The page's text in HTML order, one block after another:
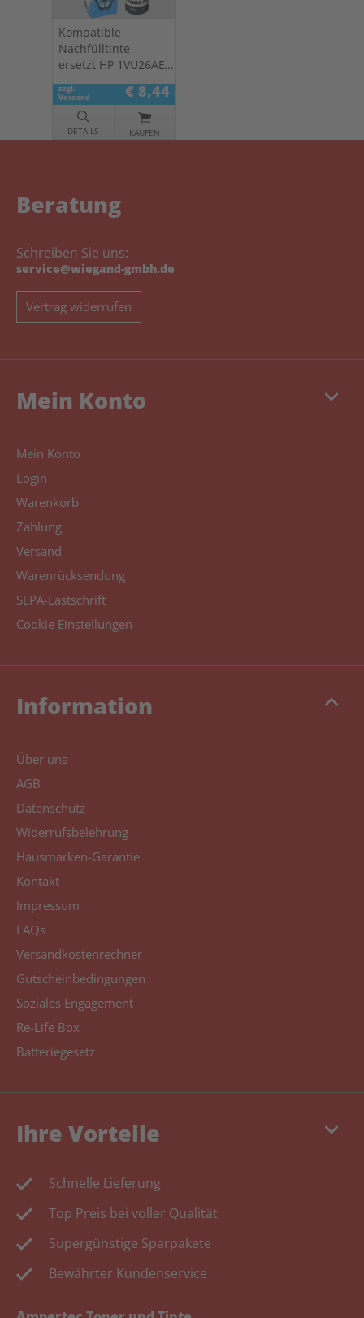
Kompatible
Nachfülltinte
ersetzt HP 1VU26AE
cyan 31
zzgl.
Versand
€ 8,44
DETAILS KAUFEN
Beratung
Schreiben Sie uns:
service@wiegand-gmbh.de
Vertrag widerrufen
keyboard_arrow_down
Mein Konto
Mein Konto
Login
Warenkorb
Zahlung
Versand
Warenrücksendung
SEPA-Lastschrift
Cookie Einstellungen
keyboard_arrow_up
Information
Über uns
AGB
Datenschutz
Widerrufsbelehrung
Hausmarken-Garantie
Kontakt
Impressum
FAQs
Versandkostenrechner
Gutscheinbedingungen
Soziales Engagement
Re-Life Box
Batteriegesetz
keyboard_arrow_down
Ihre Vorteile
Schnelle Lieferung
Top Preis bei voller Qualität
Supergünstige Sparpakete
Bewährter Kundenservice